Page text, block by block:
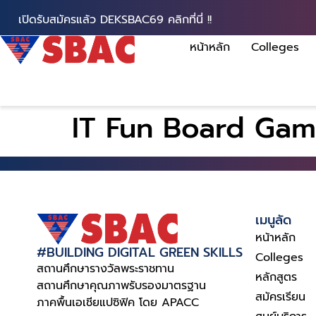
เปิดรับสมัครแล้ว DEKSBAC69 คลิกที่นี่ !!
หน้าหลัก
Colleges
IT Fun Board
#BUILDING DIGITAL GREEN SKILLS
สถานศึกษารางวัลพระราชทาน
สถานศึกษาคุณภาพรับรองมาตรฐาน
ภาคพื้นเอเชียแปซิฟิค โดย APACC
เมนูลัด
หน้าหลัก
Colleges
หลักสูตร
สมัครเรียน